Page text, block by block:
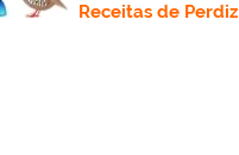
Receitas de Perdiz|